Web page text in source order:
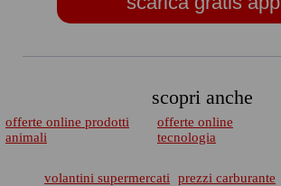
scopri anche
offerte online prodotti
animali
offerte online
tecnologia
volantini supermercati prezzi carburante